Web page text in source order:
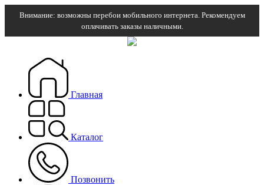
Внимание: возможны перебои мобильного интернета. Рекомендуем
оплачивать заказы наличными.
Главная
Каталог
Позвонить